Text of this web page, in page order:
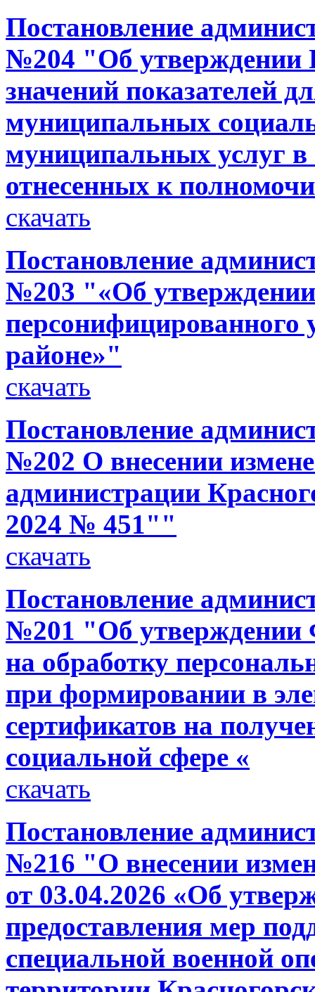
Постановление
№204 "Об утверждении
значений показателей
муниципальных
муниципальных услуг в
отнесенных к
скачать
Постановление
№203 "«Об
персонифицированного
районе»"
скачать
Постановление
№202 О внесении
администрации
2024 № 451""
скачать
Постановление
№201 "Об утверждении
на обработку
при формировании в
сертификатов на
социальной сфере «
скачать
Постановление
№216 "О внесении
от 03.04.2026 «Об
предоставления мер
специальной военной